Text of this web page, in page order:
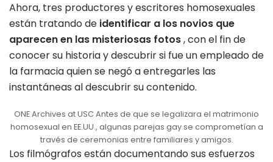
Ahora, tres productores y escritores homosexuales
están tratando de identificar a los novios que
aparecen en las misteriosas fotos, con el fin de
conocer su historia y descubrir si fue un empleado de
la farmacia quien se negó a entregarles las
instantáneas al descubrir su contenido.
ONE Archives at USC Antes de que se legalizara el matrimonio
homosexual en EE.UU., algunas parejas gay se comprometían a
través de ceremonias entre familiares y amigos.
Los filmógrafos están documentando sus esfuerzos